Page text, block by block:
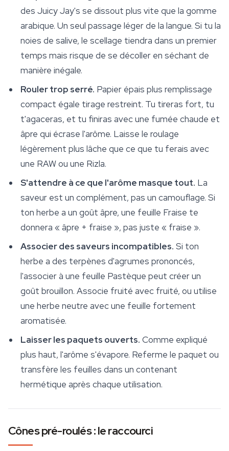
des Juicy Jay's se dissout plus vite que la gomme
arabique. Un seul passage léger de la langue. Si tu la
noies de salive, le scellage tiendra dans un premier
temps mais risque de se décoller en séchant de
manière inégale.
Rouler trop serré. Papier épais plus remplissage
compact égale tirage restreint. Tu tireras fort, tu
t'agaceras, et tu finiras avec une fumée chaude et
âpre qui écrase l'arôme. Laisse le roulage
légèrement plus lâche que ce que tu ferais avec
une RAW ou une Rizla.
S'attendre à ce que l'arôme masque tout. La
saveur est un complément, pas un camouflage. Si
ton herbe a un goût âpre, une feuille Fraise te
donnera « âpre + fraise », pas juste « fraise ».
Associer des saveurs incompatibles. Si ton
herbe a des terpènes d'agrumes prononcés,
l'associer à une feuille Pastèque peut créer un
goût brouillon. Associe fruité avec fruité, ou utilise
une herbe neutre avec une feuille fortement
aromatisée.
Laisser les paquets ouverts. Comme expliqué
plus haut, l'arôme s'évapore. Referme le paquet ou
transfère les feuilles dans un contenant
hermétique après chaque utilisation.
Cônes pré-roulés : le raccourci